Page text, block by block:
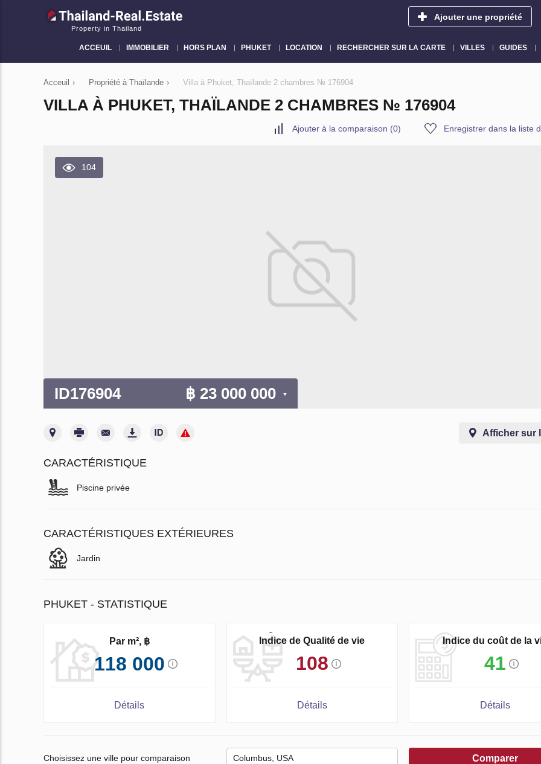
Property in Thailand
Ajouter une propriété
ACCEUIL IMMOBILIER HORS PLAN PHUKET LOCATION RECHERCHER SUR LA CARTE VILLES GUIDES
Acceuil › Propriété à Thaïlande › Villa à Phuket, Thaïlande 2 chambres № 176904
VILLA À PHUKET, THAÏLANDE 2 CHAMBRES № 176904
Ajouter à la comparaison (0) Enregistrer dans la liste
104
ID176904 ฿ 23 000 000
Afficher sur
CARACTÉRISTIQUE
Piscine privée
CARACTÉRISTIQUES EXTÉRIEURES
Jardin
PHUKET - STATISTIQUE
Par m², ฿
118 000
Détails
Indice de Qualité de vie
108
Détails
Indice du coût de la
41
Détails
Choisissez une ville pour comparaison Comparer